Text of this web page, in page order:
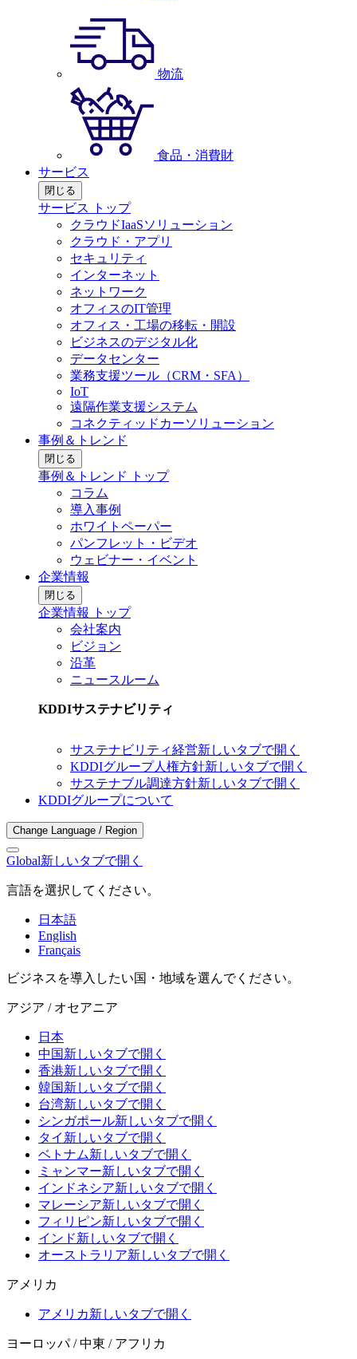
物流
食品・消費財
サービス
閉じる
サービス トップ
クラウドIaaSソリューション
クラウド・アプリ
セキュリティ
インターネット
ネットワーク
オフィスのIT管理
オフィス・工場の移転・開設
ビジネスのデジタル化
データセンター
業務支援ツール（CRM・SFA）
IoT
遠隔作業支援システム
コネクティッドカーソリューション
事例＆トレンド
閉じる
事例＆トレンド トップ
コラム
導入事例
ホワイトペーパー
パンフレット・ビデオ
ウェビナー・イベント
企業情報
閉じる
企業情報 トップ
会社案内
ビジョン
沿革
ニュースルーム
KDDIサステナビリティ
サステナビリティ経営新しいタブで開く
KDDIグループ人権方針新しいタブで開く
サステナブル調達方針新しいタブで開く
KDDIグループについて
Change Language / Region
Global新しいタブで開く
言語を選択してください。
日本語
English
Français
ビジネスを導入したい国・地域を選んでください。
アジア / オセアニア
日本
中国新しいタブで開く
香港新しいタブで開く
韓国新しいタブで開く
台湾新しいタブで開く
シンガポール新しいタブで開く
タイ 新しいタブで開く
ベトナム新しいタブで開く
ミャンマー新しいタブで開く
インドネシア新しいタブで開く
マレーシア新しいタブで開く
フィリピン新しいタブで開く
インド新しいタブで開く
オーストラリア新しいタブで開く
アメリカ
アメリカ新しいタブで開く
ヨーロッパ / 中東 / アフリカ